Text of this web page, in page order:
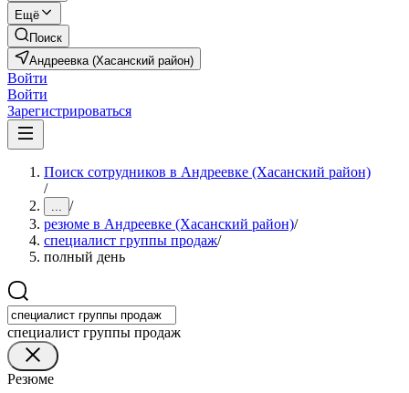
Ещё
Поиск
Андреевка (Хасанский район)
Войти
Войти
Зарегистрироваться
Поиск сотрудников в Андреевке (Хасанский район)
/
... /
резюме в Андреевке (Хасанский район)/
специалист группы продаж/
полный день
специалист группы продаж
Резюме